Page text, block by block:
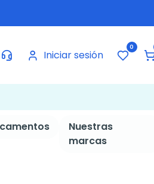
Iniciar sesión
0
Nuestras
marcas